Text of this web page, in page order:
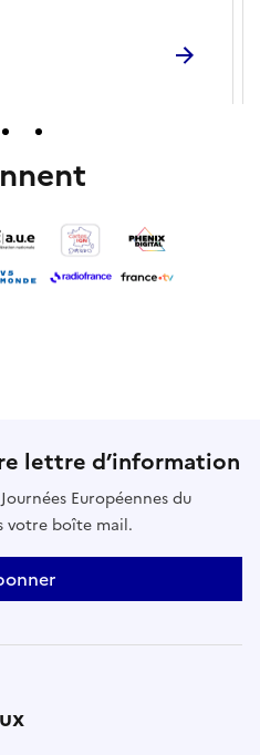
lettre d’information
Européennes du
votre boîte mail.